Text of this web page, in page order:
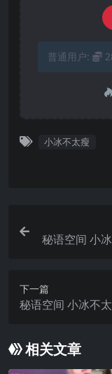
普通用户:
小冰不太瘦
秘语空间 小
下一篇
秘语空间 小冰不
相关文章